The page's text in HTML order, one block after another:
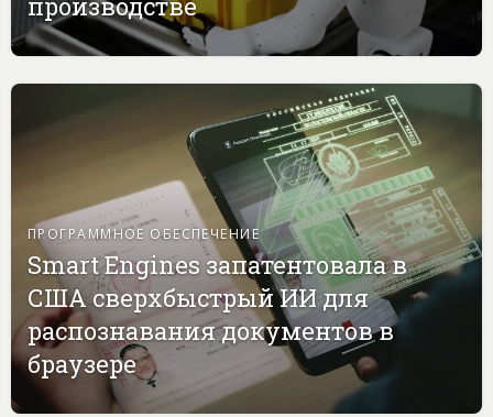
ПРОГРАММНОЕ ОБЕСПЕЧЕНИЕ
Smart Engines запатентовала в
США сверхбыстрый ИИ для
распознавания документов в
браузере